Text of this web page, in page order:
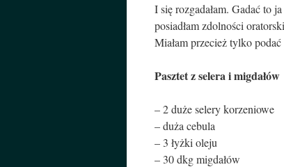
I się rozgadałam. Gadać to
posiadłam zdolności
Miałam przecież tylko
Pasztet z selera i migdałów
– 2 duże selery korzeniowe
– duża cebula
– 3 łyżki oleju
– 30 dkg migdałów